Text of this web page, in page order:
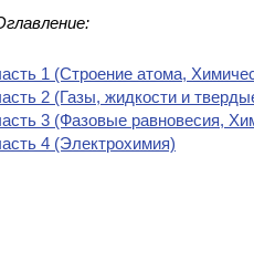
1 (Cтроение атома,
2 (Газы, жидкости и
3 (Фазовые равновесия,
4 (Электрохимия)